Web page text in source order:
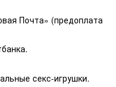
Почта» (предоплата
секс-игрушки.